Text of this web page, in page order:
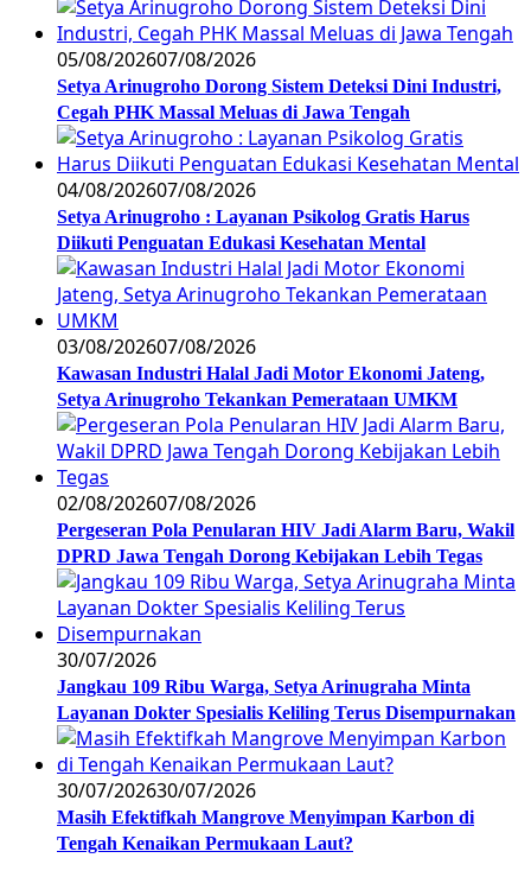
05/08/202607/08/2026
Setya Arinugroho Dorong Sistem Deteksi Dini Industri,
Cegah PHK Massal Meluas di Jawa Tengah
04/08/202607/08/2026
Setya Arinugroho : Layanan Psikolog Gratis Harus
Diikuti Penguatan Edukasi Kesehatan Mental
03/08/202607/08/2026
Kawasan Industri Halal Jadi Motor Ekonomi Jateng,
Setya Arinugroho Tekankan Pemerataan UMKM
02/08/202607/08/2026
Pergeseran Pola Penularan HIV Jadi Alarm Baru, Wakil
DPRD Jawa Tengah Dorong Kebijakan Lebih Tegas
30/07/2026
Jangkau 109 Ribu Warga, Setya Arinugraha Minta
Layanan Dokter Spesialis Keliling Terus Disempurnakan
30/07/202630/07/2026
Masih Efektifkah Mangrove Menyimpan Karbon di
Tengah Kenaikan Permukaan Laut?